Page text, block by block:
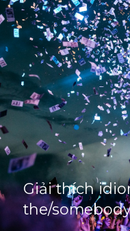
Giải đề thi từng câu
Lời khuyên
Giải đề thi
Academic words
Phrase
Phrasal Verb
Idioms đồng nghĩa
HỌC THỬ
Giải thích
the/